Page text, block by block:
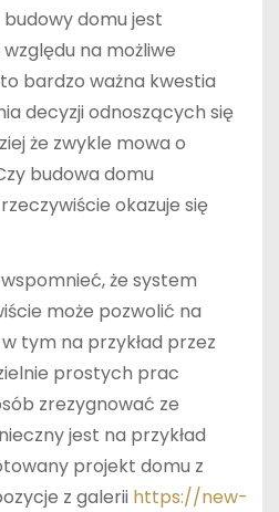
domu jest
na możliwe
bardzo ważna kwestia
decyzji odnoszących się
że zwykle mowa o
budowa domu
okazuje się
że system
może pozwolić na
tym na przykład przez
prostych prac
zrezygnować ze
jest na przykład
projekt domu z
z galerii https://new-